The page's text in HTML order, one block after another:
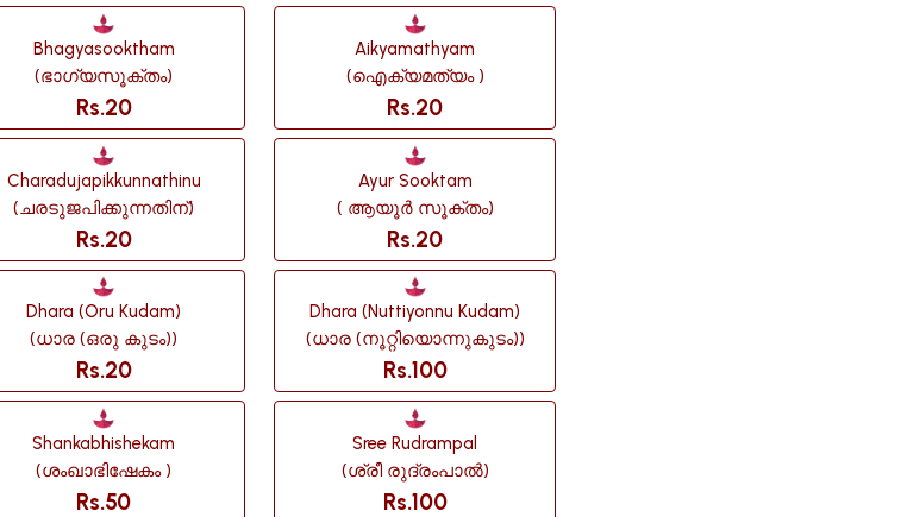
Bhagyasooktham
(ഭാഗ്യസൂക്തം)
Rs.20
Aikyamathyam
(ഐക്യമത്യം )
Rs.20
Charadujapikkunnathinu
(ചരടുജപിക്കുന്നതിന്)
Rs.20
Ayur Sooktam
( ആയൂർ സൂക്തം)
Rs.20
Dhara (oru Kudam)
(ധാര (ഒരു കുടം))
Rs.20
Dhara (nuttiyonnu Kudam)
(ധാര (നൂറ്റിയൊന്നുകുടം))
Rs.100
Shankabhishekam
(ശംഖാഭിഷേകം )
Rs.50
Sree Rudrampal
(ശ്രീ രുദ്രംപാൽ)
Rs.100